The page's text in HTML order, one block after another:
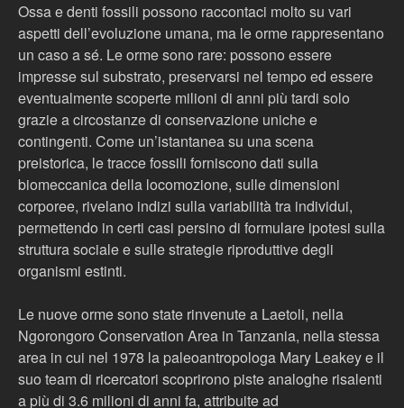
Ossa e denti fossili possono raccontaci molto su vari
aspetti dell’evoluzione umana, ma le orme rappresentano
un caso a sé. Le orme sono rare: possono essere
impresse sul substrato, preservarsi nel tempo ed essere
eventualmente scoperte milioni di anni più tardi solo
grazie a circostanze di conservazione uniche e
contingenti. Come un’istantanea su una scena
preistorica, le tracce fossili forniscono dati sulla
biomeccanica della locomozione, sulle dimensioni
corporee, rivelano indizi sulla variabilità tra individui,
permettendo in certi casi persino di formulare ipotesi sulla
struttura sociale e sulle strategie riproduttive degli
organismi estinti.
Le nuove orme sono state rinvenute a Laetoli, nella
Ngorongoro Conservation Area in Tanzania, nella stessa
area in cui nel 1978 la paleoantropologa Mary Leakey e il
suo team di ricercatori scoprirono piste analoghe risalenti
a più di 3.6 milioni di anni fa, attribuite ad